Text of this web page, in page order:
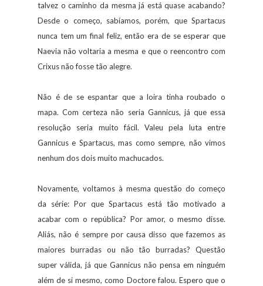
talvez o caminho da mesma já está quase acabando?
Desde o começo, sabíamos, porém, que Spartacus
nunca tem um final feliz, então era de se esperar que
Naevia não voltaria a mesma e que o reencontro com
Crixus não fosse tão alegre.
Não é de se espantar que a loira tinha roubado o
mapa. Com certeza não seria Gannicus, já que essa
resolução seria muito fácil. Valeu pela luta entre
Gannicus e Spartacus, mas como sempre, não vimos
nenhum dos dois muito machucados.
Novamente, voltamos à mesma questão do começo
da série: Por que Spartacus está tão motivado a
acabar com o república? Por amor, o mesmo disse.
Aliás, não é sempre por causa disso que fazemos as
maiores burradas ou não tão burradas? Questão
super válida, já que Gannicus não pensa em ninguém
além de si mesmo, como Doctore falou. Espero que o